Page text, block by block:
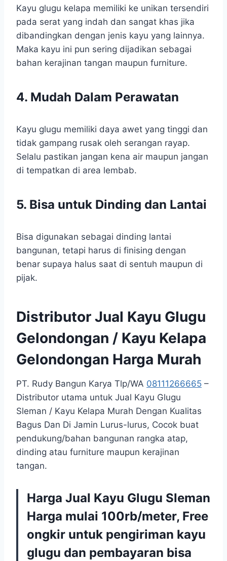
Kayu glugu kelapa memiliki ke unikan tersendiri
pada serat yang indah dan sangat khas jika
dibandingkan dengan jenis kayu yang lainnya.
Maka kayu ini pun sering dijadikan sebagai
bahan kerajinan tangan maupun furniture.
4. Mudah Dalam Perawatan
Kayu glugu memiliki daya awet yang tinggi dan
tidak gampang rusak oleh serangan rayap.
Selalu pastikan jangan kena air maupun jangan
di tempatkan di area lembab.
5. Bisa untuk Dinding dan Lantai
Bisa digunakan sebagai dinding lantai
bangunan, tetapi harus di finising dengan
benar supaya halus saat di sentuh maupun di
pijak.
Distributor Jual Kayu Glugu
Gelondongan / Kayu Kelapa
Gelondongan Harga Murah
PT. Rudy Bangun Karya Tlp/WA 08111266665 –
Distributor utama untuk Jual Kayu Glugu
Sleman / Kayu Kelapa Murah Dengan Kualitas
Bagus Dan Di Jamin Lurus-lurus, Cocok buat
pendukung/bahan bangunan rangka atap,
dinding atau furniture maupun kerajinan
tangan.
Harga Jual Kayu Glugu Sleman
Harga mulai 100rb/meter, Free
ongkir untuk pengiriman kayu
glugu dan pembayaran bisa